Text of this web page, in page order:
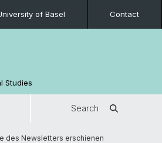
of Basel Contact
Studies
Search
des Newsletters erschienen